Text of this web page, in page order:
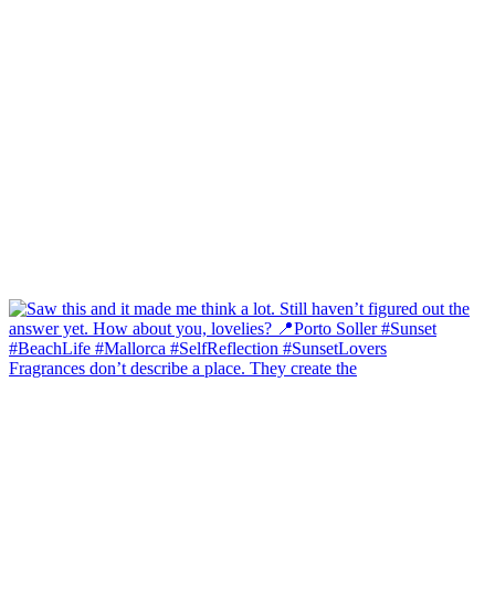
Fragrances don’t describe a place. They create the